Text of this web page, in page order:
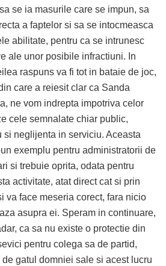
se ia masurile care se impun, sa
a faptelor si sa se intocmeasca
abilitate, pentru ca se intrunesc
ale unor posibile infractiuni. In
raspuns va fi tot in bataie de joc,
care a reiesit clar ca Sanda
ne vom indrepta impotriva celor
cele semnalate chiar public,
si neglijenta in serviciu. Aceasta
exemplu pentru administratorii de
si trebuie oprita, odata pentru
activitate, atat direct cat si prin
va face meseria corect, fara nicio
asupra ei. Speram in continuare,
ca sa nu existe o protectie din
pentru colega sa de partid,
gatul domniei sale si acest lucru